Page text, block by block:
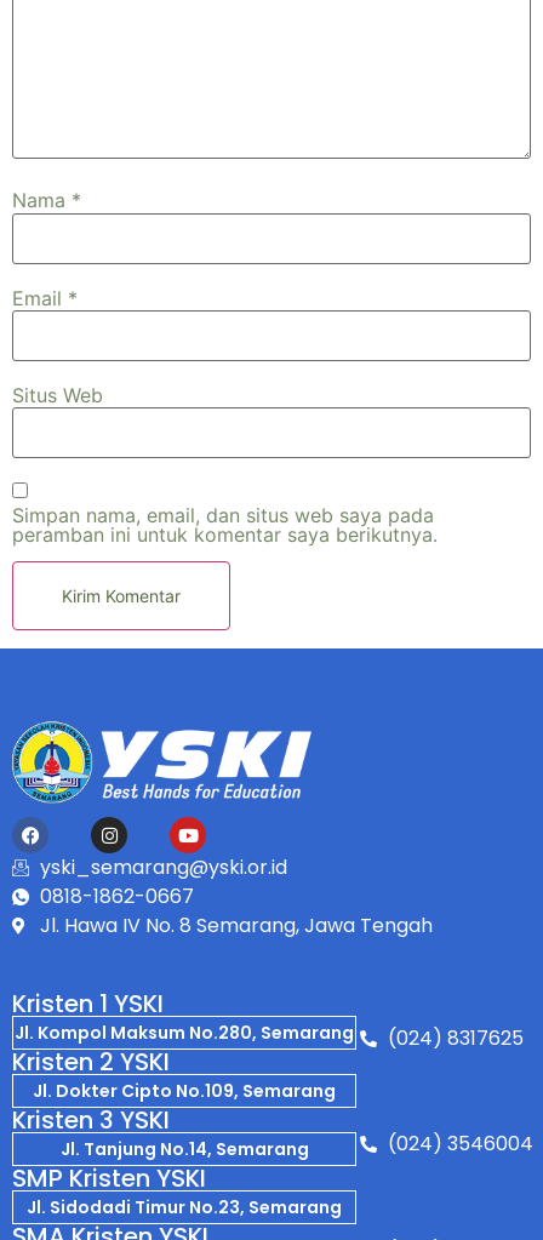
Nama *
Email *
Situs Web
Simpan nama, email, dan situs web saya pada
peramban ini untuk komentar saya berikutnya.
yski_semarang@yski.or.id
0818-1862-0667
Jl. Hawa IV No. 8 Semarang, Jawa Tengah
Kristen 1 YSKI
Jl. Kompol Maksum No.280, Semarang (024) 8317625
Kristen 2 YSKI
Jl. Dokter Cipto No.109, Semarang
(024) 3546004
Kristen 3 YSKI
Jl. Tanjung No.14, Semarang
SMP Kristen YSKI
Jl. Sidodadi Timur No.23, Semarang